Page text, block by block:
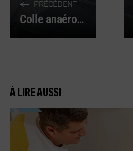
PRÉCÉDENT
Colle anaérobie : pour quelle utilité et comment choisir ?
À LIRE AUSSI